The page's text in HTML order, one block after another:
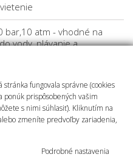
bar,10 atm - vhodné na
vody, plávanie a
- vo vode sa nesmie
fungovala správne (cookies
prispôsobených vašim
s nimi súhlasiť). Kliknutím na
zmeníte predvoľby zariadenia,
Podrobné nastavenia